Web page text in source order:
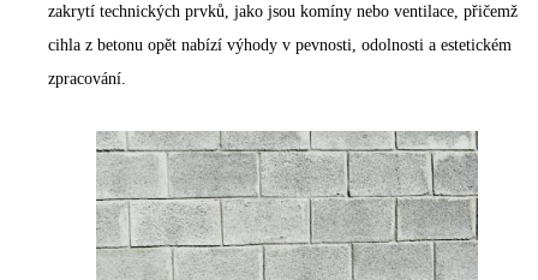
zakrytí technických prvků, jako jsou komíny nebo ventilace, přičemž
cihla z betonu opět nabízí výhody v pevnosti, odolnosti a estetickém
zpracování.